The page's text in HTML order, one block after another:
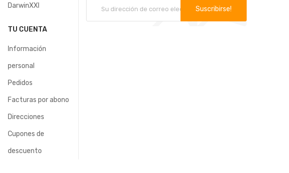
DarwinXXI
TU CUENTA
Información
personal
Pedidos
Facturas por abono
Direcciones
Cupones de
descuento